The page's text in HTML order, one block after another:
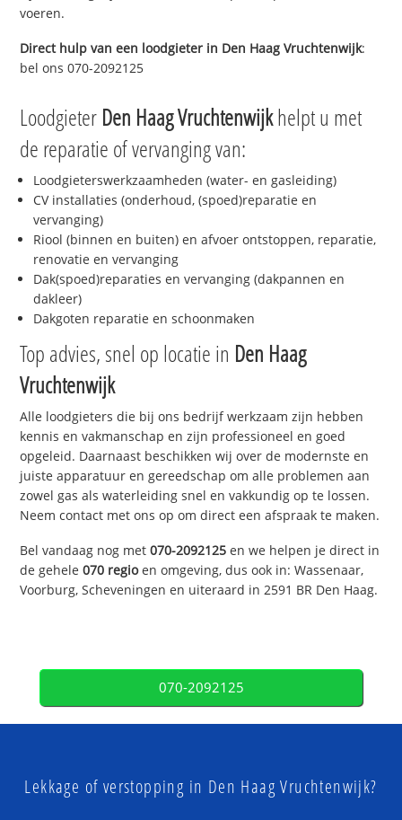
voeren.
Direct hulp van een loodgieter in Den Haag Vruchtenwijk:
bel ons 070-2092125
Loodgieter Den Haag Vruchtenwijkhelpt u met
de reparatie of vervanging van:
Loodgieterswerkzaamheden (water- en gasleiding)
CV installaties (onderhoud, (spoed)reparatie en
vervanging)
Riool (binnen en buiten) en afvoer ontstoppen, reparatie,
renovatie en vervanging
Dak(spoed)reparaties en vervanging (dakpannen en
dakleer)
Dakgoten reparatie en schoonmaken
Top advies, snel op locatie in Den Haag
Vruchtenwijk
Alle loodgieters die bij ons bedrijf werkzaam zijn hebben
kennis en vakmanschap en zijn professioneel en goed
opgeleid. Daarnaast beschikken wij over de modernste en
juiste apparatuur en gereedschap om alle problemen aan
zowel gas als waterleiding snel en vakkundig op te lossen.
Neem contact met ons op om direct een afspraak te maken.
Bel vandaag nog met070-2092125 en we helpen je direct in
de gehele070 regioen omgeving, dus ook in: Wassenaar,
Voorburg, Scheveningen en uiteraard in 2591 BR Den Haag.
070-2092125
Lekkage of verstopping in Den Haag Vruchtenwijk?